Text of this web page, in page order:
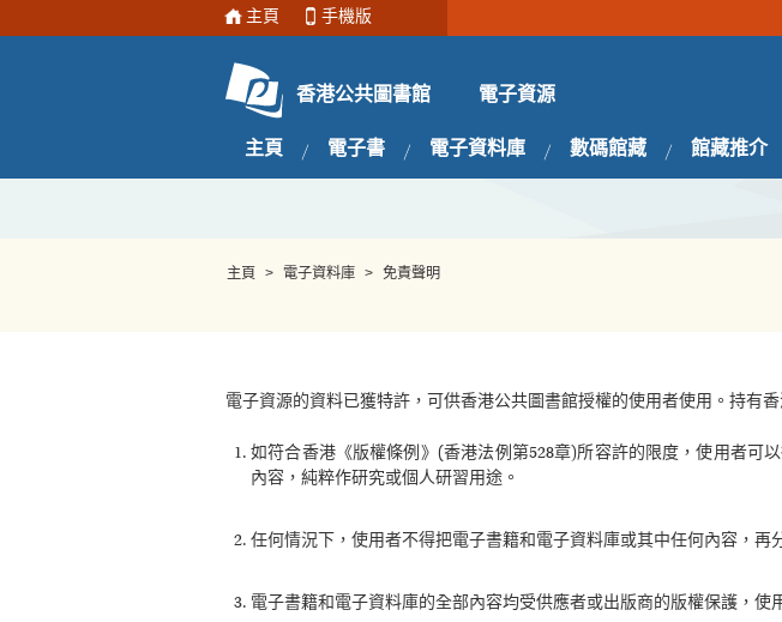
主頁 手機版
香港公共圖書館 電子資源
主頁 電子書 電子資料庫 數碼館藏 館藏推介
主頁 > 電子資料庫 > 免責聲明
電子資源的資料已獲特許，可供香港公共圖書館授權的使用者使用。持有
如符合香港《版權條例》(香港法例第528章)所容許的限度，使用者可
內容，純粹作研究或個人研習用途。
任何情況下，使用者不得把電子書籍和電子資料庫或其中任何內容，再
電子書籍和電子資料庫的全部內容均受供應者或出版商的版權保護，